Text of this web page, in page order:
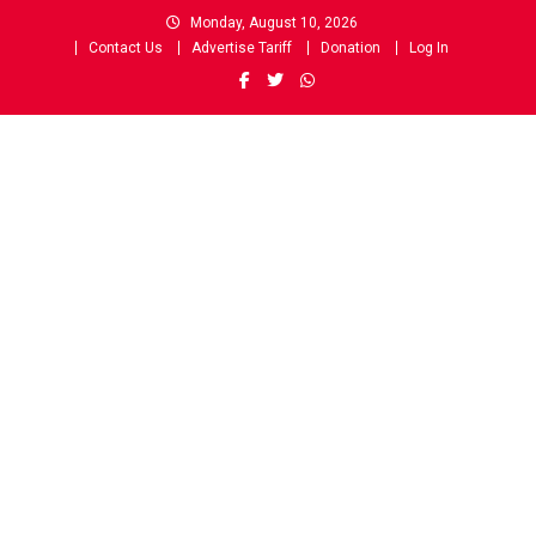
Monday, August 10, 2026
Contact Us
Advertise Tariff Donation Log In